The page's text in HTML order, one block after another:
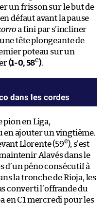
un frisson sur le but de
défaut avant la pause
a fini par s’incliner
tête plongeante de
poteau sur un
(1-0, 58e).
dans les cordes
en Liga,
en ajouter un vingtième.
Llorente (59e), s’est
Alavés dans le
d’un péno consécutif à
la tronche de Rioja, les
converti l’offrande du
en C1 mercredi pour les